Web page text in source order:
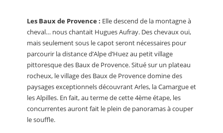
Les Baux de Provence : Elle descend de la montagne à
cheval… nous chantait Hugues Aufray. Des chevaux oui,
mais seulement sous le capot seront nécessaires pour
parcourir la distance d’Alpe d’Huez au petit village
pittoresque des Baux de Provence. Situé sur un plateau
rocheux, le village des Baux de Provence domine des
paysages exceptionnels découvrant Arles, la Camargue et
les Alpilles. En fait, au terme de cette 4ème étape, les
concurrentes auront fait le plein de panoramas à couper
le souffle.